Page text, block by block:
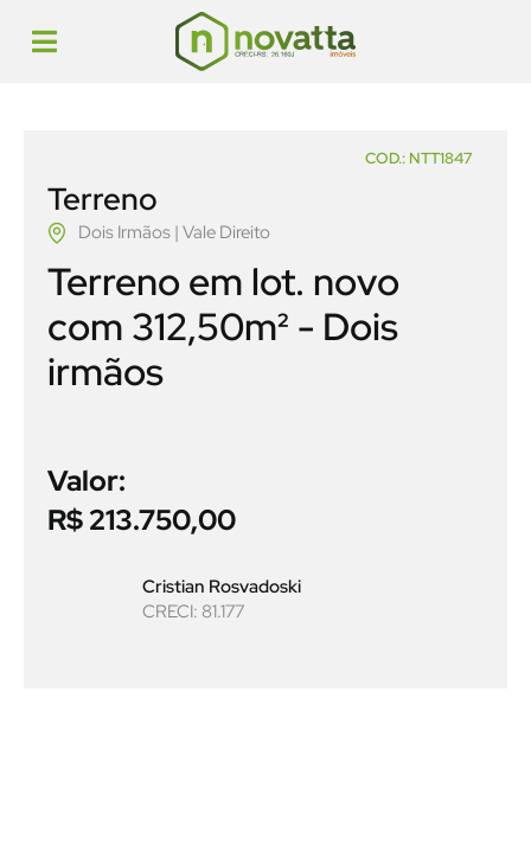
COD.: NTT1847
Terreno
Dois Irmãos | Vale Direito
Terreno em lot. novo
com 312,50m² - Dois
irmãos
Valor:
R$ 213.750,00
Cristian Rosvadoski
CRECI: 81.177